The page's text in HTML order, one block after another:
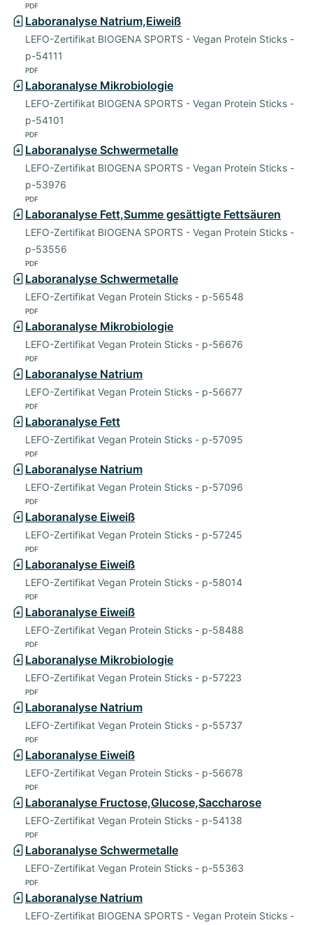
PDF
Laboranalyse Natrium,Eiweiß
LEFO-Zertifikat BIOGENA SPORTS - Vegan Protein Sticks -
p-54111
PDF
Laboranalyse Mikrobiologie
LEFO-Zertifikat BIOGENA SPORTS - Vegan Protein Sticks -
p-54101
PDF
Laboranalyse Schwermetalle
LEFO-Zertifikat BIOGENA SPORTS - Vegan Protein Sticks -
p-53976
PDF
Laboranalyse Fett,Summe gesättigte Fettsäuren
LEFO-Zertifikat BIOGENA SPORTS - Vegan Protein Sticks -
p-53556
PDF
Laboranalyse Schwermetalle
LEFO-Zertifikat Vegan Protein Sticks - p-56548
PDF
Laboranalyse Mikrobiologie
LEFO-Zertifikat Vegan Protein Sticks - p-56676
PDF
Laboranalyse Natrium
LEFO-Zertifikat Vegan Protein Sticks - p-56677
PDF
Laboranalyse Fett
LEFO-Zertifikat Vegan Protein Sticks - p-57095
PDF
Laboranalyse Natrium
LEFO-Zertifikat Vegan Protein Sticks - p-57096
PDF
Laboranalyse Eiweiß
LEFO-Zertifikat Vegan Protein Sticks - p-57245
PDF
Laboranalyse Eiweiß
LEFO-Zertifikat Vegan Protein Sticks - p-58014
PDF
Laboranalyse Eiweiß
LEFO-Zertifikat Vegan Protein Sticks - p-58488
PDF
Laboranalyse Mikrobiologie
LEFO-Zertifikat Vegan Protein Sticks - p-57223
PDF
Laboranalyse Natrium
LEFO-Zertifikat Vegan Protein Sticks - p-55737
PDF
Laboranalyse Eiweiß
LEFO-Zertifikat Vegan Protein Sticks - p-56678
PDF
Laboranalyse Fructose,Glucose,Saccharose
LEFO-Zertifikat Vegan Protein Sticks - p-54138
PDF
Laboranalyse Schwermetalle
LEFO-Zertifikat Vegan Protein Sticks - p-55363
PDF
Laboranalyse Natrium
LEFO-Zertifikat BIOGENA SPORTS - Vegan Protein Sticks -